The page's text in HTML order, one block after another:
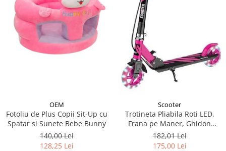
OEM
Fotoliu de Plus Copii Sit-Up cu
Spatar si Sunete Bebe Bunny
140,00 Lei
128,25 Lei
Scooter
Trotineta Pliabila Roti LED,
Frana pe Maner, Ghidon
Reglabil - Roz
182,01 Lei
175,00 Lei